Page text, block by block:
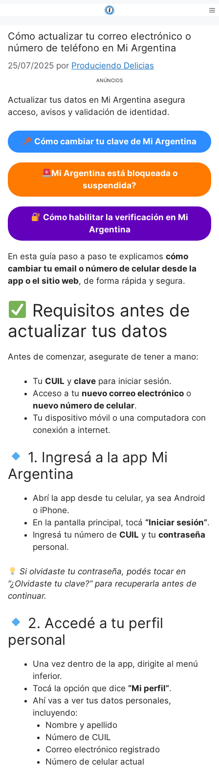
contenido
Cómo actualizar tu correo electrónico o
número de teléfono en Mi Argentina
25/07/2025 por Produciendo Delicias
ANÚNCIOS
Actualizar tus datos en Mi Argentina asegura
acceso, avisos y validación de identidad.
Cómo cambiar tu clave de Mi Argentina
Mi Argentina está bloqueada o
suspendida?
Cómo habilitar la verificación en Mi
Argentina
En esta guía paso a paso te explicamos cómo
cambiar tu email o número de celular desde la
app o el sitio web, de forma rápida y segura.
Requisitos antes de
actualizar tus datos
Antes de comenzar, asegurate de tener a mano:
Tu CUIL y clave para iniciar sesión.
Acceso a tu nuevo correo electrónico o
nuevo número de celular.
Tu dispositivo móvil o una computadora con
conexión a internet.
1. Ingresá a la app Mi
Argentina
Abrí la app desde tu celular, ya sea Android
o iPhone.
En la pantalla principal, tocá “Iniciar sesión”.
Ingresá tu número de CUIL y tu contraseña
personal.
Si olvidaste tu contraseña, podés tocar en
“¿Olvidaste tu clave?” para recuperarla antes de
continuar.
2. Accedé a tu perfil
personal
Una vez dentro de la app, dirigite al menú
inferior.
Tocá la opción que dice “Mi perfil”.
Ahí vas a ver tus datos personales,
incluyendo:
Nombre y apellido
Número de CUIL
Correo electrónico registrado
Número de celular actual